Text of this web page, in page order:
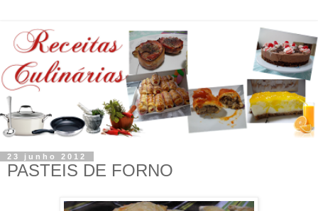
23 junho 2012
PASTEIS DE FORNO